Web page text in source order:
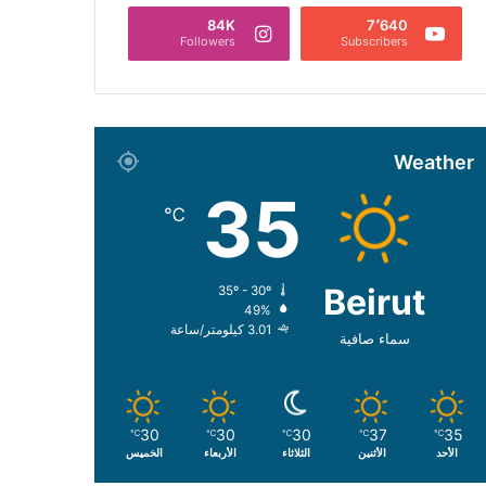
7٬640
Subscribers
84K
Followers
Weather
Beirut
سماء صافية
35
℃
49%
3.01 كيلومتر/ساعة
35
℃
الأحد
37
℃
الأثنين
30
℃
الثلاثاء
30
℃
الأربعاء
30
℃
الخميس